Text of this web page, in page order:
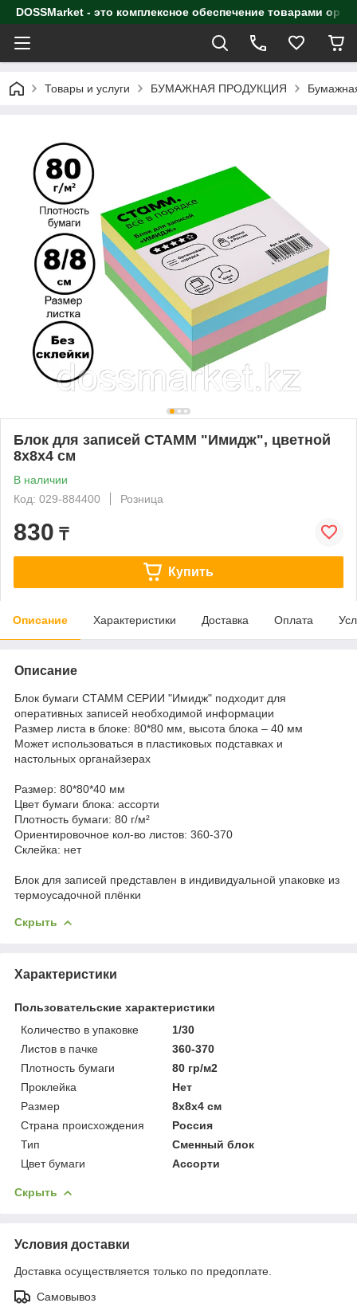
DOSSMarket - это комплексное обеспечение товарами
Товары и услуги БУМАЖНАЯ ПРОДУКЦИЯ
Блок для записей СТАММ "Имидж", цветной
8х8х4 см
В наличии
Код: 029-884400
Розница
830 ₸
Купить
Описание Характеристики Доставка Оплата
Описание
Блок бумаги СТАММ СЕРИИ "Имидж" подходит для
оперативных записей необходимой информации
Размер листа в блоке: 80*80 мм, высота блока – 40 мм
Может использоваться в пластиковых подставках и
настольных органайзерах
Размер: 80*80*40 мм
Цвет бумаги блока: ассорти
Плотность бумаги: 80 г/м²
Ориентировочное кол-во листов: 360-370
Склейка: нет
Блок для записей представлен в индивидуальной упаковке из
термоусадочной плёнки
Скрыть
Характеристики
Пользовательские характеристики
Количество в упаковке
1/30
Листов в пачке
360-370
Плотность бумаги
80 гр/м2
Проклейка
Нет
Размер
8x8x4 см
Страна происхождения
Россия
Тип
Сменный блок
Цвет бумаги
Ассорти
Скрыть
Условия доставки
Доставка осуществляется только по предоплате.
Самовывоз